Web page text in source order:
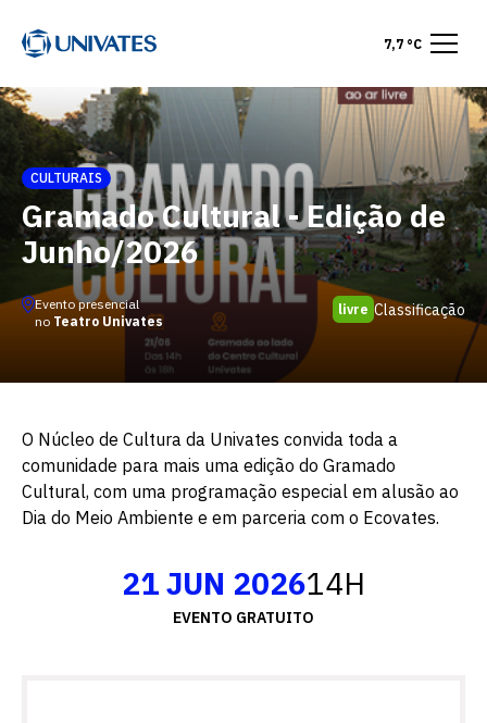
7,7 °C
CULTURAIS
Gramado Cultural - Edição de
Junho/2026
Evento presencial
no Teatro Univates
livre Classificação
O Núcleo de Cultura da Univates convida toda a
comunidade para mais uma edição do Gramado
Cultural, com uma programação especial em alusão ao
Dia do Meio Ambiente e em parceria com o Ecovates.
21 JUN 202614H
EVENTO GRATUITO